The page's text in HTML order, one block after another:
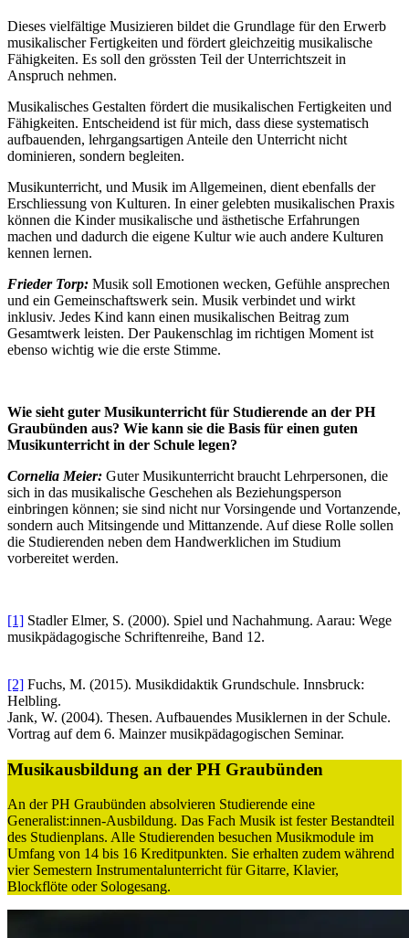
Dieses vielfältige Musizieren bildet die Grundlage für den Erwerb
musikalischer Fertigkeiten und fördert gleichzeitig musikalische
Fähigkeiten. Es soll den grössten Teil der Unterrichtszeit in
Anspruch nehmen.
Musikalisches Gestalten fördert die musikalischen Fertigkeiten und
Fähigkeiten. Entscheidend ist für mich, dass diese systematisch
aufbauenden, lehrgangsartigen Anteile den Unterricht nicht
dominieren, sondern begleiten.
Musikunterricht, und Musik im Allgemeinen, dient ebenfalls der
Erschliessung von Kulturen. In einer gelebten musikalischen Praxis
können die Kinder musikalische und ästhetische Erfahrungen
machen und dadurch die eigene Kultur wie auch andere Kulturen
kennen lernen.
Frieder Torp: Musik soll Emotionen wecken, Gefühle ansprechen
und ein Gemeinschaftswerk sein. Musik verbindet und wirkt
inklusiv. Jedes Kind kann einen musikalischen Beitrag zum
Gesamtwerk leisten. Der Paukenschlag im richtigen Moment ist
ebenso wichtig wie die erste Stimme.
Wie sieht guter Musikunterricht für Studierende an der PH
Graubünden aus? Wie kann sie die Basis für einen guten
Musikunterricht in der Schule legen?
Cornelia Meier: Guter Musikunterricht braucht Lehrpersonen, die
sich in das musikalische Geschehen als Beziehungsperson
einbringen können; sie sind nicht nur Vorsingende und Vortanzende,
sondern auch Mitsingende und Mittanzende. Auf diese Rolle sollen
die Studierenden neben dem Handwerklichen im Studium
vorbereitet werden.
[1] Stadler Elmer, S. (2000). Spiel und Nachahmung. Aarau: Wege
musikpädagogische Schriftenreihe, Band 12.
[2] Fuchs, M. (2015). Musikdidaktik Grundschule. Innsbruck:
Helbling.
Jank, W. (2004). Thesen. Aufbauendes Musiklernen in der Schule.
Vortrag auf dem 6. Mainzer musikpädagogischen Seminar.
Musikausbildung an der PH Graubünden
An der PH Graubünden absolvieren Studierende eine
Generalist:innen-Ausbildung. Das Fach Musik ist fester Bestandteil
des Studienplans. Alle Studierenden besuchen Musikmodule im
Umfang von 14 bis 16 Kreditpunkten. Sie erhalten zudem während
vier Semestern Instrumentalunterricht für Gitarre, Klavier,
Blockflöte oder Sologesang.